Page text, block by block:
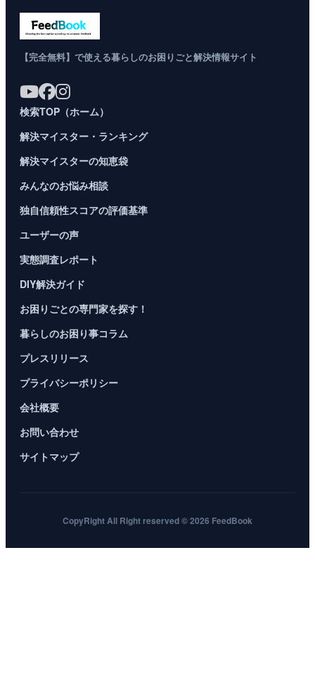
【完全無料】で使える暮らしのお困りごと解決情報サイト
検索TOP（ホーム）
解決マイスター・ランキング
解決マイスターの知恵袋
みんなのお悩み相談
独自信頼性スコアの評価基準
ユーザーの声
実態調査レポート
DIY解決ガイド
お困りごとの専門家を探す！
暮らしのお困り事コラム
プレスリリース
プライバシーポリシー
会社概要
お問い合わせ
サイトマップ
CopyRight All Right reserved © 2026 FeedBook